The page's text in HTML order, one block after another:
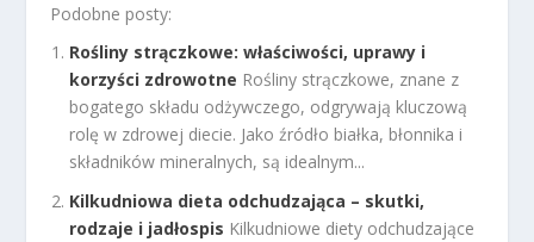
Podobne posty:
Rośliny strączkowe: właściwości, uprawy i
korzyści zdrowotne Rośliny strączkowe, znane z
bogatego składu odżywczego, odgrywają kluczową
rolę w zdrowej diecie. Jako źródło białka, błonnika i
składników mineralnych, są idealnym...
Kilkudniowa dieta odchudzająca – skutki,
rodzaje i jadłospis Kilkudniowe diety odchudzające